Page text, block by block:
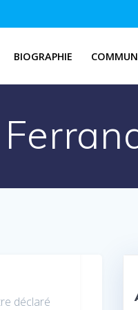
BIOGRAPHIE
déclaré